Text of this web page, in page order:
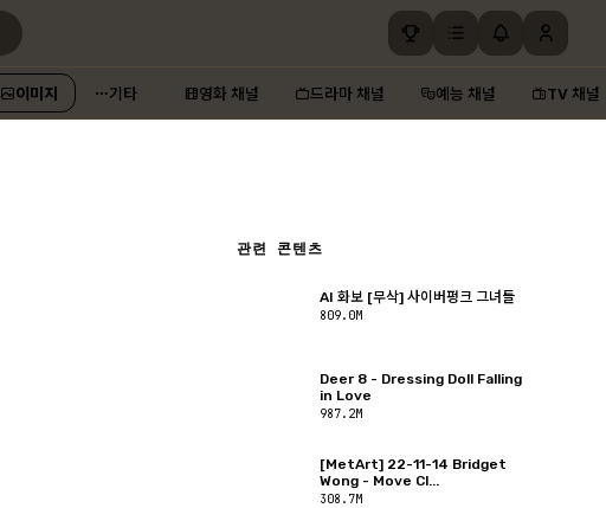
이미지 기타 영화 채널 드라마 채널 예능 채널 TV 채널
관련 콘텐츠
AI 화보 [무삭] 사이버펑크 그녀들
809.0M
Deer 8 - Dressing Doll Falling
in Love
987.2M
[MetArt] 22-11-14 Bridget
Wong - Move Cl...
308.7M